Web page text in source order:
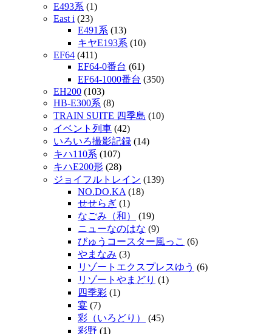
E493系 (1)
East i (23)
E491系 (13)
キヤE193系 (10)
EF64 (411)
EF64-0番台 (61)
EF64-1000番台 (350)
EH200 (103)
HB-E300系 (8)
TRAIN SUITE 四季島 (10)
イベント列車 (42)
いろいろ撮影記録 (14)
キハ110系 (107)
キハE200形 (28)
ジョイフルトレイン (139)
NO.DO.KA (18)
せせらぎ (1)
なごみ（和）
(19)
ニューなのはな (9)
びゅうコースター風っこ (6)
やまなみ (3)
リゾートエクスプレスゆう (6)
リゾートやまどり (1)
四季彩 (1)
宴 (7)
彩（いろどり）
(45)
彩野 (1)